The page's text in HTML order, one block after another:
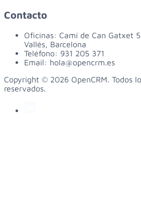
Contacto
Oficinas: Camí de Can Gatxet
Vallés, Barcelona
Teléfono: 931 205 371
Email: hola@opencrm.es
Copyright © 2026 OpenCRM. Todos
reservados.